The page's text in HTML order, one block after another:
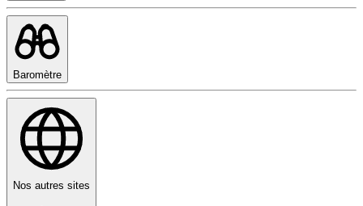
Baromètre
Nos autres sites